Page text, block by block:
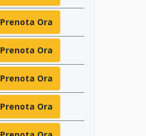
Prenota Ora
Prenota Ora
Prenota Ora
Prenota Ora